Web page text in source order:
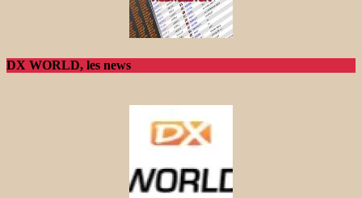
DX WORLD, les news